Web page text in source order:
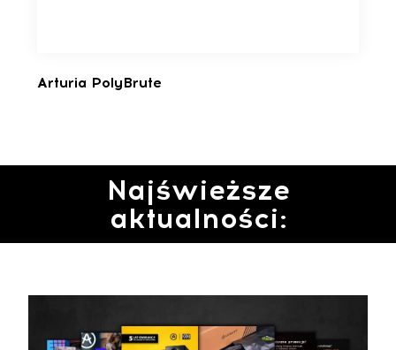
Arturia PolyBrute
Najświeższe
aktualności: